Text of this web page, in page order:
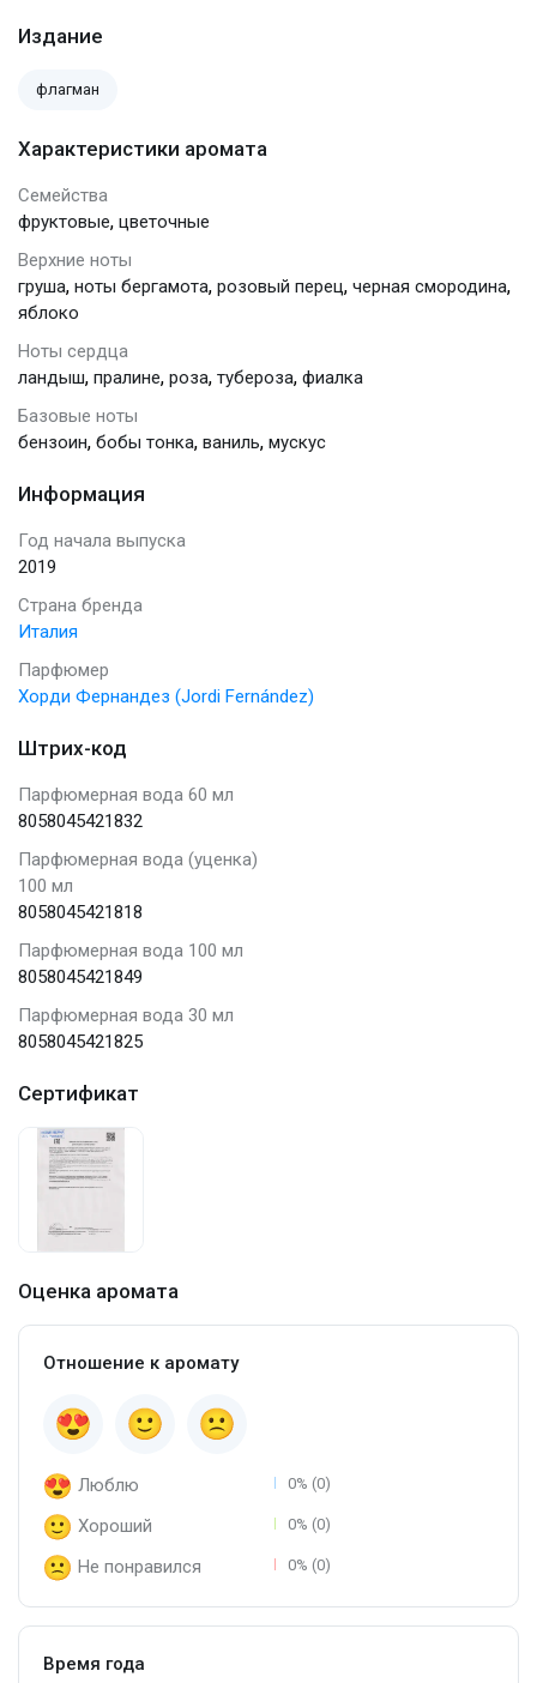
Издание
флагман
Характеристики аромата
Семейства
фруктовые, цветочные
Верхние ноты
груша, ноты бергамота, розовый перец, черная смородина,
яблоко
Ноты сердца
ландыш, пралине, роза, тубероза, фиалка
Базовые ноты
бензоин, бобы тонка, ваниль, мускус
Информация
Год начала выпуска
2019
Страна бренда
Италия
Парфюмер
Хорди Фернандез (Jordi Fernández)
Штрих-код
Парфюмерная вода 60 мл
8058045421832
Парфюмерная вода (уценка)
100 мл
8058045421818
Парфюмерная вода 100 мл
8058045421849
Парфюмерная вода 30 мл
8058045421825
Сертификат
Оценка аромата
Отношение к аромату
Люблю 0% (0)
Хороший 0% (0)
Не понравился 0% (0)
Время года